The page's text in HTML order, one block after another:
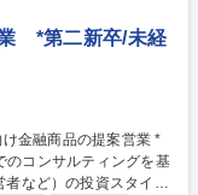
ど多様なソリューショ
や提案ができるため、お
社ならではのやりがい
業 *第二新卒/未経
など）の投資スタイル